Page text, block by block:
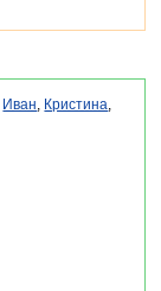
Иван, Кристина,